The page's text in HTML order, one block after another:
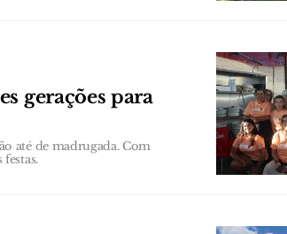
gerações para
até de madrugada. Com